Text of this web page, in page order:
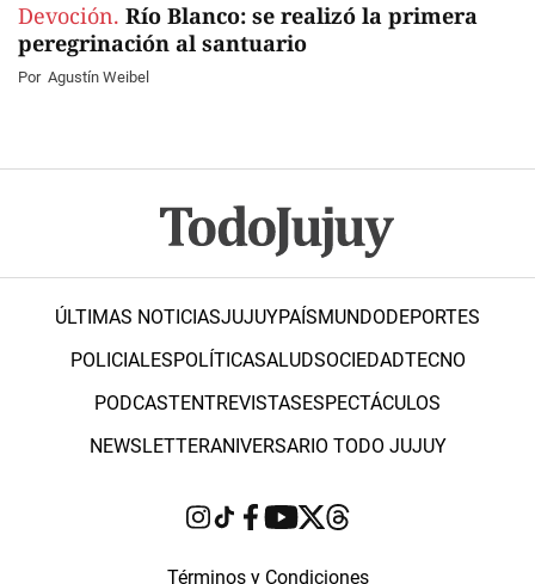
Devoción. Río Blanco: se realizó la primera
peregrinación al santuario
Por Agustín Weibel
ÚLTIMAS NOTICIASJUJUYPAÍSMUNDODEPORTES
POLICIALESPOLÍTICASALUDSOCIEDADTECNO
PODCASTENTREVISTASESPECTÁCULOS
NEWSLETTERANIVERSARIO TODO JUJUY
Términos y Condiciones